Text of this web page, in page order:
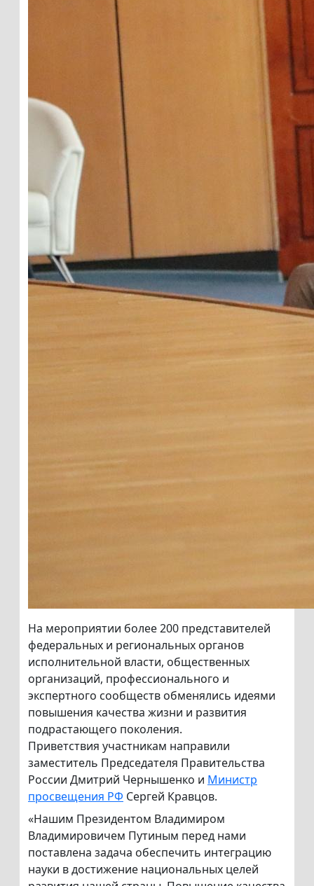
На мероприятии более 200 представителей
федеральных и региональных органов
исполнительной власти, общественных
организаций, профессионального и
экспертного сообществ обменялись идеями
повышения качества жизни и развития
подрастающего поколения.
Приветствия участникам направили
заместитель Председателя Правительства
России Дмитрий Чернышенко и Министр
просвещения РФ Сергей Кравцов.
«Нашим Президентом Владимиром
Владимировичем Путиным перед нами
поставлена задача обеспечить интеграцию
науки в достижение национальных целей